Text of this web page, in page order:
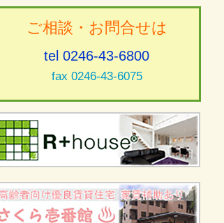
ご相談・お問合せは
tel 0246-43-6800
fax 0246-43-6075